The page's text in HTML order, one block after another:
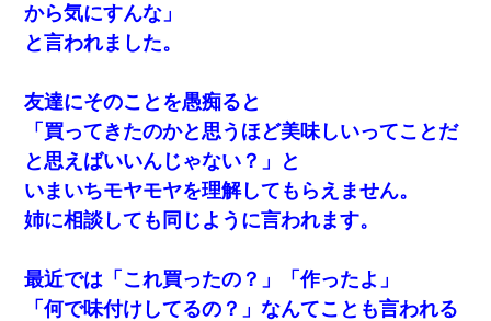
から気にすんな」
と言われました。
友達にそのことを愚痴ると
「買ってきたのかと思うほど美味しいってことだ
と思えばいいんじゃない？」と
いまいちモヤモヤを理解してもらえません。
姉に相談しても同じように言われます。
最近では「これ買ったの？」「作ったよ」
「何で味付けしてるの？」なんてことも言われる